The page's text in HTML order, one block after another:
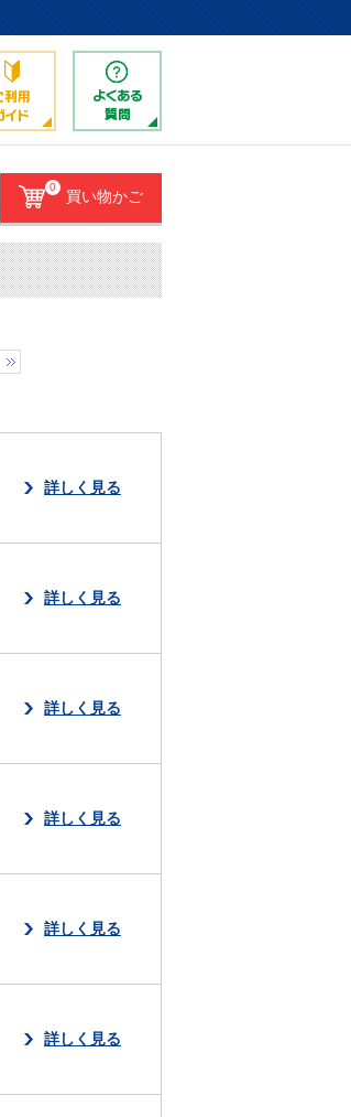
0
買い物かご
詳しく見る
詳しく見る
詳しく見る
詳しく見る
詳しく見る
詳しく見る